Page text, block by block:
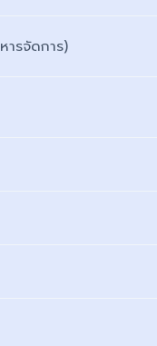
ารจัดการ)